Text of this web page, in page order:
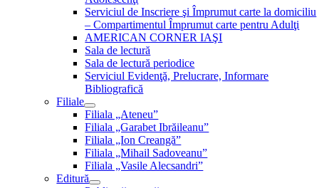
Serviciul de Inscriere şi Împrumut carte la domiciliu
– Compartimentul Împrumut carte pentru Adulţi
AMERICAN CORNER IAŞI
Sala de lectură
Sala de lectură periodice
Serviciul Evidenţă, Prelucrare, Informare
Bibliografică
Filiale
Filiala „Ateneu”
Filiala „Garabet Ibrăileanu”
Filiala „Ion Creangă”
Filiala „Mihail Sadoveanu”
Filiala „Vasile Alecsandri”
Editură